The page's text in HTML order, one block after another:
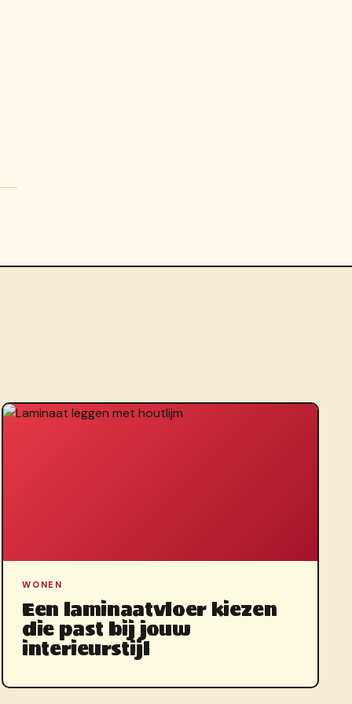
WONEN
Een laminaatvloer kiezen
die past bij jouw
interieurstijl